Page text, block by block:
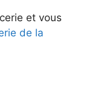
et vous
de la